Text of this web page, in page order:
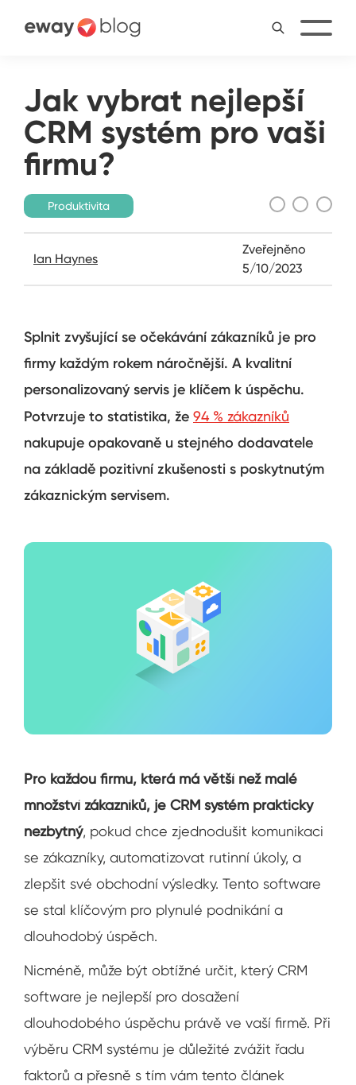
Jak vybrat nejlepší
CRM systém pro vaši
firmu?
Produktivita
Ian Haynes
Zveřejněno
5/10/2023
Splnit zvyšující se očekávání zákazníků je pro
firmy každým rokem náročnější. A kvalitní
personalizovaný servis je klíčem k úspěchu.
Potvrzuje to statistika, že 94 % zákazníků
nakupuje opakovaně u stejného dodavatele
na základě pozitivní zkušenosti s poskytnutým
zákaznickým servisem.
Pro každou firmu, která má větší než malé
množství zákazníků, je CRM systém prakticky
nezbytný, pokud chce zjednodušit komunikaci
se zákazníky, automatizovat rutinní úkoly, a
zlepšit své obchodní výsledky. Tento software
se stal klíčovým pro plynulé podnikání a
dlouhodobý úspěch.
Nicméně, může být obtížné určit, který CRM
software je nejlepší pro dosažení
dlouhodobého úspěchu právě ve vaší firmě. Při
výběru CRM systému je důležité zvážit řadu
faktorů a přesně s tím vám tento článek